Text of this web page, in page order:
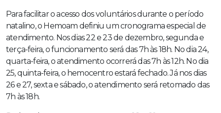
Para facilitar o acesso dos voluntários durante o período
natalino, o Hemoam definiu um cronograma especial de
atendimento. Nos dias 22 e 23 de dezembro, segunda e
terça-feira, o funcionamento será das 7h às 18h. No dia 24,
quarta-feira, o atendimento ocorrerá das 7h às 12h. No dia
25, quinta-feira, o hemocentro estará fechado. Já nos dias
26 e 27, sexta e sábado, o atendimento será retomado das
7h às 18h.